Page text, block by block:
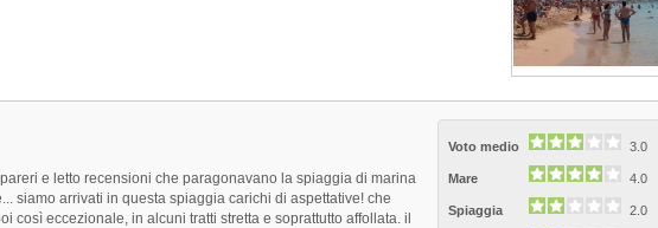
Voto medio
3.0
Mare 4.0
Spiaggia 2.0
e letto recensioni che paragonavano la spiaggia di marina
siamo arrivati in questa spiaggia carichi di aspettative! che
così eccezionale, in alcuni tratti stretta e soprattutto affollata. il